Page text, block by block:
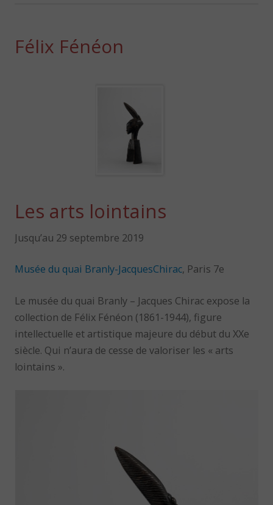
Félix Fénéon
Les arts lointains
Jusqu’au 29 septembre 2019
Musée du quai Branly-JacquesChirac, Paris 7e
Le musée du quai Branly – Jacques Chirac expose la
collection de Félix Fénéon (1861-1944), figure
intellectuelle et artistique majeure du début du XXe
siècle. Qui n’aura de cesse de valoriser les « arts
lointains ».